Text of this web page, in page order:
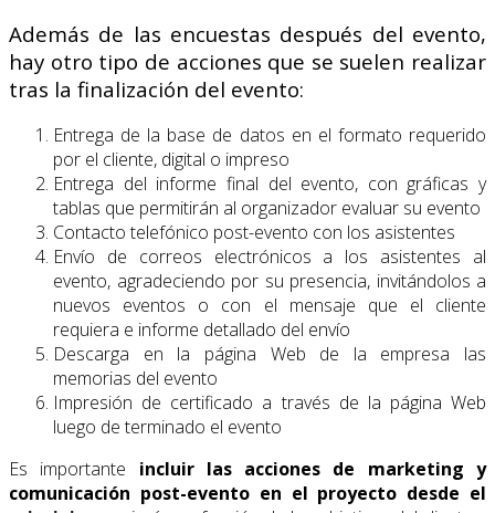
Además de las encuestas después del evento,
hay otro tipo de acciones que se suelen realizar
tras la finalización del evento:
Entrega de la base de datos en el formato requerido
por el cliente, digital o impreso
Entrega del informe final del evento, con gráficas y
tablas que permitirán al organizador evaluar su evento
Contacto telefónico post-evento con los asistentes
Envío de correos electrónicos a los asistentes al
evento, agradeciendo por su presencia, invitándolos a
nuevos eventos o con el mensaje que el cliente
requiera e informe detallado del envío
Descarga en la página Web de la empresa las
memorias del evento
Impresión de certificado a través de la página Web
luego de terminado el evento
Es importante incluir las acciones de marketing y
comunicación post-evento en el proyecto desde el